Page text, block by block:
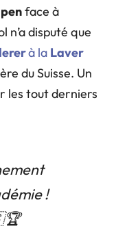
face à
n’a disputé que
à la Laver
du Suisse. Un
les tout derniers
!